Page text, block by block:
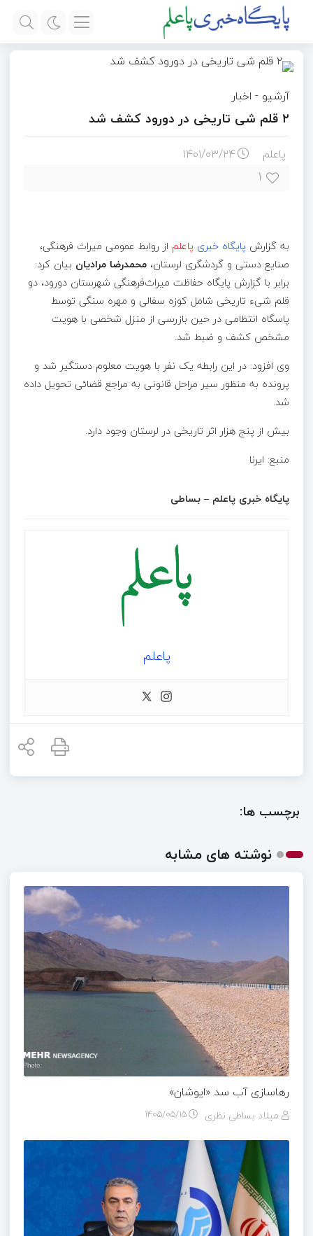
آرشیو - اخبار
۲ قلم شی تاریخی در دورود کشف شد
پاعلم ۱۴۰۱/۰۳/۲۴
۱
به گزارش پایگاه خبری پاعلم از روابط عمومی میراث فرهنگی،
صنایع دستی و گردشگری لرستان، محمدرضا مرادیان بیان کرد:
برابر با گزارش پایگاه حفاظت میراث‌فرهنگی شهرستان دورود، دو
قلم شیء تاریخی شامل کوزه سفالی و مهره سنگی توسط
پاسگاه انتظامی در حین بازرسی از منزل شخصی با هویت
مشخص کشف و ضبط شد.
وی افزود: در این رابطه یک نفر با هویت معلوم دستگیر شد و
پرونده به منظور سیر مراحل قانونی به مراجع قضائی تحویل داده
شد.
بیش از پنج هزار اثر تاریخی در لرستان وجود دارد.
منبع: ایرنا
پایگاه خبری پاعلم – بساطی
پاعلم
برچسب ها:
نوشته های مشابه
رهاسازی آب سد «ایوشان»
میلاد بساطی نظری ۱۴۰۵/۰۵/۱۵